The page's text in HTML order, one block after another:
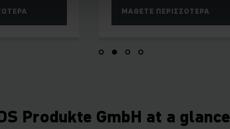
ΜΆΘΕΤΕ ΠΕΡΙΣΣΌΤΕΡΑ
Produkte GmbH at a glance